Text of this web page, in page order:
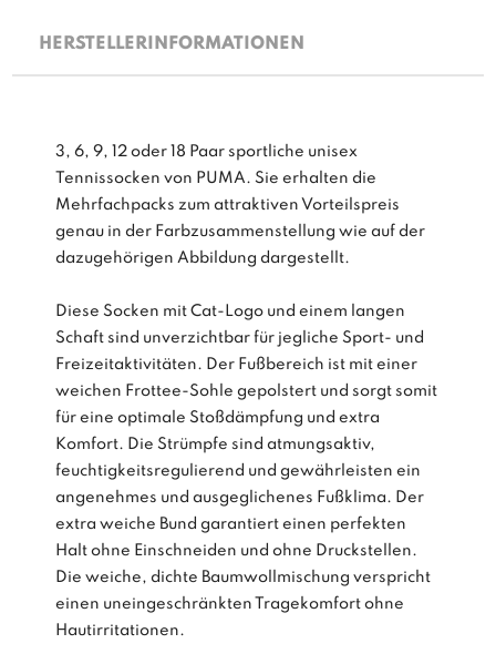
HERSTELLERINFORMATIONEN
3, 6, 9, 12 oder 18 Paar sportliche unisex
Tennissocken von PUMA. Sie erhalten die
Mehrfachpacks zum attraktiven Vorteilspreis
genau in der Farbzusammenstellung wie auf der
dazugehörigen Abbildung dargestellt.
Diese Socken mit Cat-Logo und einem langen
Schaft sind unverzichtbar für jegliche Sport- und
Freizeitaktivitäten. Der Fußbereich ist mit einer
weichen Frottee-Sohle gepolstert und sorgt somit
für eine optimale Stoßdämpfung und extra
Komfort. Die Strümpfe sind atmungsaktiv,
feuchtigkeitsregulierend und gewährleisten ein
angenehmes und ausgeglichenes Fußklima. Der
extra weiche Bund garantiert einen perfekten
Halt ohne Einschneiden und ohne Druckstellen.
Die weiche, dichte Baumwollmischung verspricht
einen uneingeschränkten Tragekomfort ohne
Hautirritationen.